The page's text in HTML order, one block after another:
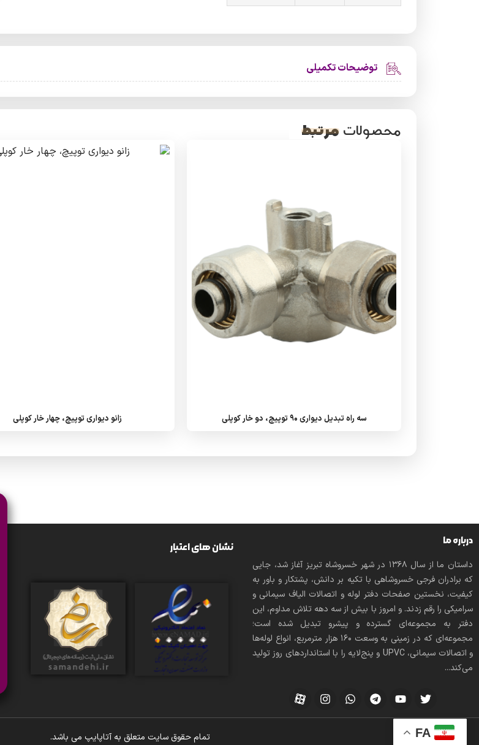
توضیحات تکمیلی
محصولات مرتبط
سه راه تبدیل دیواری 90 توپیچ، دو خار کوپلی زانو دیواری توپیچ، چهار خار کوپلی
درباره ما
داستان ما از سال ۱۳۶۸ در شهر خسروشاه تبریز آغاز شد، جایی
که برادران فرجی خسروشاهی با تکیه بر دانش، پشتکار و باور به
کیفیت، نخستین صفحات دفتر لوله و اتصالات الیاف سیمانی و
سرامیکی را رقم زدند. و امروز با بیش از سه دهه تلاش مداوم، این
دفتر به مجموعه‌ای گسترده و پیشرو تبدیل شده است؛
مجموعه‌ای که در زمینی به وسعت 160 هزار مترمربع، انواع لوله‌ها
و اتصالات سیمانی، UPVC و پنج‌لایه را با استانداردهای روز تولید
می‌کند...
نشان های اعتبار
تمام حقوق سایت متعلق به آتاپایپ می باشد. FA